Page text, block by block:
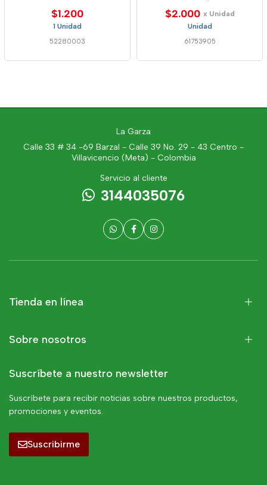
$1.200
1 Unidad
52280003
$2.000 x Unidad
Unidad
61753905
La Garza
Calle 33 # 34 -69 Barzal - Calle 39 No. 29 - 43 Centro -
Villavicencio (Meta) - Colombia
Servicio al cliente
3144035076
Tienda en línea
Sobre nosotros
Suscríbete a nuestro newsletter
Suscríbete para recibir noticias sobre nuestros productos,
promociones y eventos.
Suscribirme